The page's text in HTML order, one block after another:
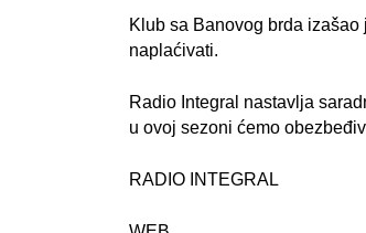
Klub sa Banovog brda
naplaćivati.
Radio Integral nastavlja
u ovoj sezoni ćemo
RADIO INTEGRAL